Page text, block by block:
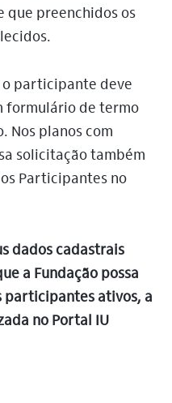
que preenchidos os
o participante deve
formulário de termo
Nos planos com
solicitação também
Participantes no
dados cadastrais
a Fundação possa
participantes ativos, a
no Portal IU